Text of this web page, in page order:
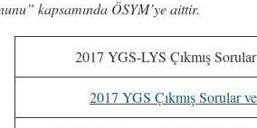
kapsamında ÖSYM’ye aittir.
2017 YGS-LYS Çıkmış
2017 YGS Çıkmış Sorular